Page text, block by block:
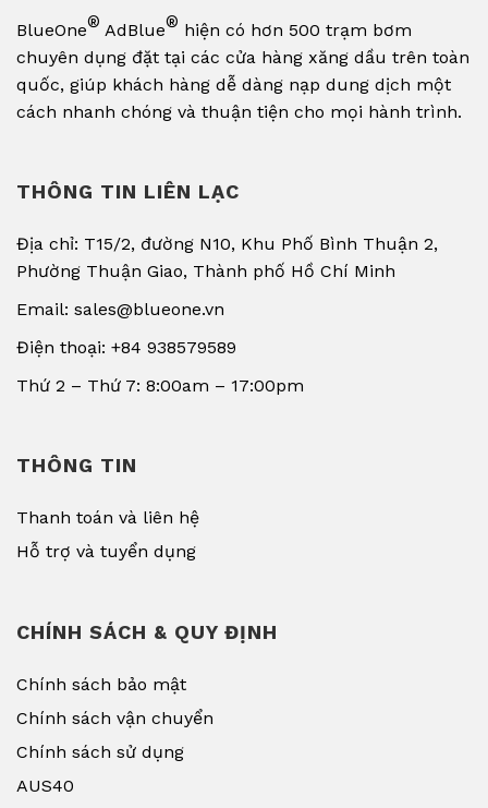
BlueOne® AdBlue® hiện có hơn 500 trạm bơm
chuyên dụng đặt tại các cửa hàng xăng dầu trên toàn
quốc, giúp khách hàng dễ dàng nạp dung dịch một
cách nhanh chóng và thuận tiện cho mọi hành trình.
THÔNG TIN LIÊN LẠC
Địa chỉ: T15/2, đường N10, Khu Phố Bình Thuận 2,
Phường Thuận Giao, Thành phố Hồ Chí Minh
Email: sales@blueone.vn
Điện thoại: +84 938579589
Thứ 2 – Thứ 7: 8:00am – 17:00pm
THÔNG TIN
Thanh toán và liên hệ
Hỗ trợ và tuyển dụng
CHÍNH SÁCH & QUY ĐỊNH
Chính sách bảo mật
Chính sách vận chuyển
Chính sách sử dụng
AUS40